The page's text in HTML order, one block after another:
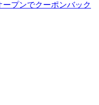
ープンでクーポンバック